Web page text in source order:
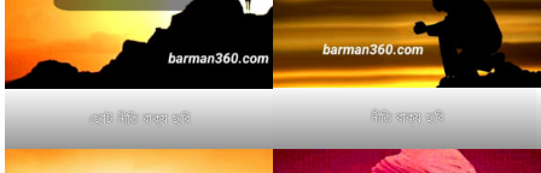
ছোট নীতি বাক্য ছবি নীতি বাক্য ছবি